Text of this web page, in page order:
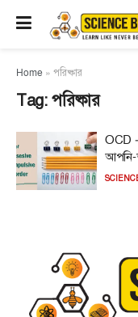
Home » পরিষ্কার
Tag: পরিষ্কার
OCD
আপনি-